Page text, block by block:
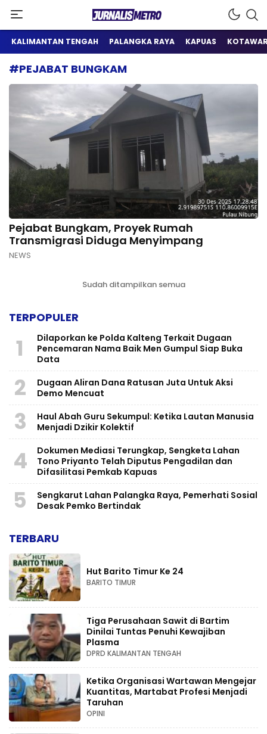
Jurnalis Metro
Satu Wadah Informasi
KALIMANTAN TENGAH PALANGKA RAYA KAPUAS
#PEJABAT BUNGKAM
Pejabat Bungkam, Proyek Rumah
Transmigrasi Diduga Menyimpang
NEWS
Sudah ditampilkan semua
TERPOPULER
1
Dilaporkan ke Polda Kalteng Terkait Dugaan
Pencemaran Nama Baik Men Gumpul Siap Buka
Data
2
Dugaan Aliran Dana Ratusan Juta Untuk Aksi
Demo Mencuat
3
Haul Abah Guru Sekumpul: Ketika Lautan Manusia
Menjadi Dzikir Kolektif
4
​Dokumen Mediasi Terungkap, Sengketa Lahan
Tono Priyanto Telah Diputus Pengadilan dan
Difasilitasi Pemkab Kapuas
5
Sengkarut Lahan Palangka Raya, Pemerhati Sosial
Desak Pemko Bertindak
TERBARU
Hut Barito Timur Ke 24
BARITO TIMUR
Tiga Perusahaan Sawit di Bartim
Dinilai Tuntas Penuhi Kewajiban
Plasma
DPRD KALIMANTAN TENGAH
Ketika Organisasi Wartawan Mengejar
Kuantitas, Martabat Profesi Menjadi
Taruhan
OPINI